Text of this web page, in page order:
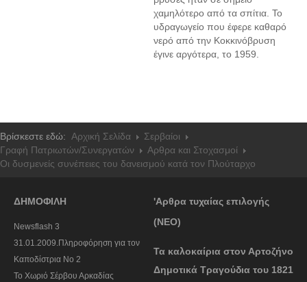
χαμηλότερο από τα σπίτια. Το
υδραγωγείο που έφερε καθαρό
νερό από την Κοκκινόβρυση
έγινε αργότερα, το 1959.
Βρίσκεστε εδώ: Αρχική Σελίδα
Σερβαίοι
Γραφή Πατριωτών/Συνεργατών
Αρθρα και Στοχασμοί
Οι δυσμενείς συνέπειες του δανεισμού κατά τον Πλούταρχο
ΔΗΜΟΦΙΛΗ
Newsflash 3
31.01.2009.Πληροφόρηση για τον
Καποδίστρια Νο 2
To Χωριό Σέρβου Αρκαδίας
'Αρθρα τυχαίας επιλογής
(ΝΕΟ)
Τα καλοκαίρια στον Αρτοζήνο
Δημοτικά Τραγούδια του 1821